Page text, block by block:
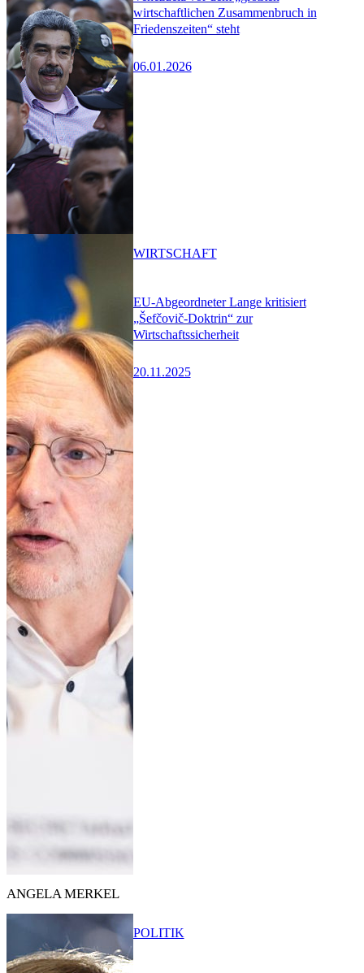
wirtschaftlichen Zusammenbruch in
Friedenszeiten“ steht
06.01.2026
EU-Abgeordneter Lange kritisiert
„Šefčovič-Doktrin“ zur
Wirtschaftssicherheit
20.11.2025
WIRTSCHAFT
ANGELA MERKEL
POLITIK